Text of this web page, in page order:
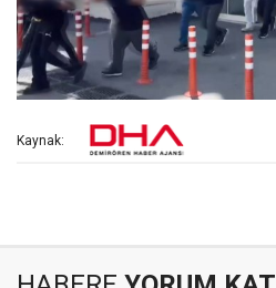
Kaynak: